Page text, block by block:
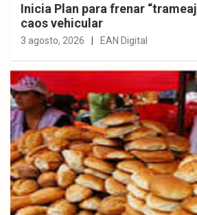
Inicia Plan para frenar
caos vehicular
3 agosto, 2026 EAN Digital